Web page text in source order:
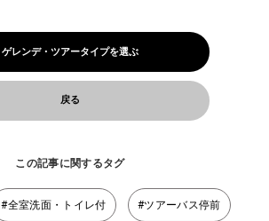
ゲレンデ・ツアータイプを選ぶ
戻る
この記事に関するタグ
#全室洗面・トイレ付 #ツアーバス停前